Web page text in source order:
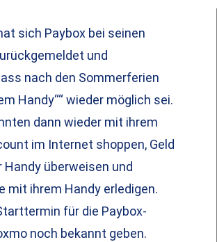
sich Paybox bei seinen
und
nach den Sommerferien
Handy““ wieder möglich sei.
dann wieder mit ihrem
im Internet shoppen, Geld
Handy überweisen und
mit ihrem Handy erledigen.
für die Paybox-
noch bekannt geben.